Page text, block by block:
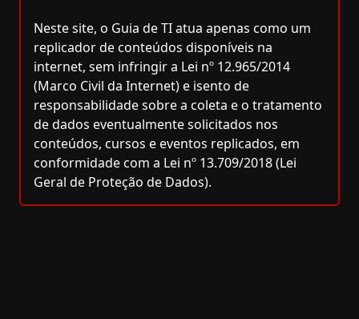
Neste site, o Guia de TI atua apenas como um
replicador de conteúdos disponíveis na
internet, sem infringir a Lei nº 12.965/2014
(Marco Civil da Internet) e isento de
responsabilidade sobre a coleta e o tratamento
de dados eventualmente solicitados nos
conteúdos, cursos e eventos replicados, em
conformidade com a Lei nº 13.709/2018 (Lei
Geral de Proteção de Dados).